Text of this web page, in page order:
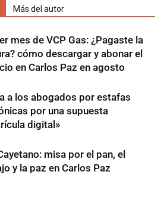
Más del autor
mes de VCP Gas: ¿Pagaste la
cómo descargar y abonar el
en Carlos Paz en agosto
a los abogados por estafas
por una supuesta
digital»
misa por el pan, el
y la paz en Carlos Paz